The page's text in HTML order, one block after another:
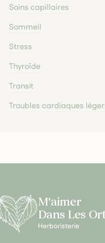
Soins capillaires
Sommeil
Stress
Thyroïde
Transit
Troubles cardiaques
M'aimer
Dans Les
Herboristerie